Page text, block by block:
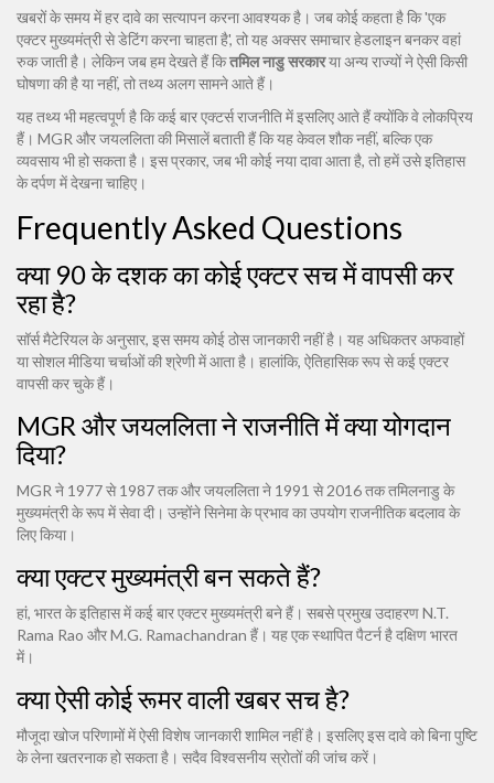
खबरों के समय में हर दावे का सत्यापन करना आवश्यक है। जब कोई कहता है कि 'एक
एक्टर मुख्यमंत्री से डेटिंग करना चाहता है', तो यह अक्सर समाचार हेडलाइन बनकर वहां
रुक जाती है। लेकिन जब हम देखते हैं कितमिल नाडु सरकारया अन्य राज्यों ने ऐसी किसी
घोषणा की है या नहीं, तो तथ्य अलग सामने आते हैं।
यह तथ्य भी महत्वपूर्ण है कि कई बार एक्टर्स राजनीति में इसलिए आते हैं क्योंकि वे लोकप्रिय
हैं। MGR और जयललिता की मिसालें बताती हैं कि यह केवल शौक नहीं, बल्कि एक
व्यवसाय भी हो सकता है। इस प्रकार, जब भी कोई नया दावा आता है, तो हमें उसे इतिहास
के दर्पण में देखना चाहिए।
Frequently Asked Questions
क्या 90 के दशक का कोई एक्टर सच में वापसी कर
रहा है?
सॉर्स मैटेरियल के अनुसार, इस समय कोई ठोस जानकारी नहीं है। यह अधिकतर अफवाहों
या सोशल मीडिया चर्चाओं की श्रेणी में आता है। हालांकि, ऐतिहासिक रूप से कई एक्टर
वापसी कर चुके हैं।
MGR और जयललिता ने राजनीति में क्या योगदान
दिया?
MGR ने 1977 से 1987 तक और जयललिता ने 1991 से 2016 तक तमिलनाडु के
मुख्यमंत्री के रूप में सेवा दी। उन्होंने सिनेमा के प्रभाव का उपयोग राजनीतिक बदलाव के
लिए किया।
क्या एक्टर मुख्यमंत्री बन सकते हैं?
हां, भारत के इतिहास में कई बार एक्टर मुख्यमंत्री बने हैं। सबसे प्रमुख उदाहरण N.T.
Rama Rao और M.G. Ramachandran हैं। यह एक स्थापित पैटर्न है दक्षिण भारत
में।
क्या ऐसी कोई रूमर वाली खबर सच है?
मौजूदा खोज परिणामों में ऐसी विशेष जानकारी शामिल नहीं है। इसलिए इस दावे को बिना पुष्टि
के लेना खतरनाक हो सकता है। सदैव विश्वसनीय स्रोतों की जांच करें।